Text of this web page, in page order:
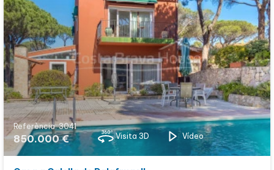
Referència: 3041
850.000 € Visita 3D Vídeo